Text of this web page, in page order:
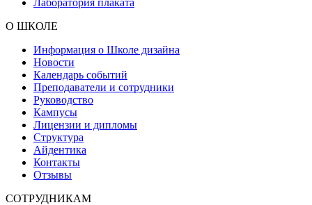
О ШКОЛЕ
Информация о Школе дизайна
Новости
Календарь событий
Преподаватели и сотрудники
Руководство
Кампусы
Лицензии и дипломы
Структура
Айдентика
Контакты
Отзывы
СОТРУДНИКАМ